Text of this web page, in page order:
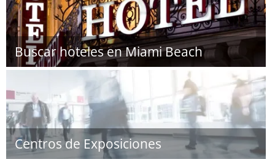
Buscar hoteles en Miami Beach
Centros de Exposiciones